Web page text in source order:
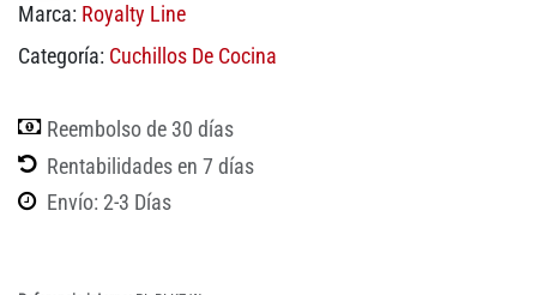
Marca: Royalty Line
Categoría: Cuchillos De Cocina
Reembolso de 30 días
Rentabilidades en 7 días
Envío: 2-3 Días